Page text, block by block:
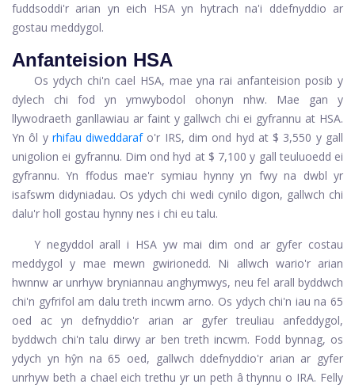
fuddsoddi'r arian yn eich HSA yn hytrach na'i ddefnyddio ar
gostau meddygol.
Anfanteision HSA
Os ydych chi'n cael HSA, mae yna rai anfanteision posib y
dylech chi fod yn ymwybodol ohonyn nhw. Mae gan y
llywodraeth ganllawiau ar faint y gallwch chi ei gyfrannu at HSA.
Yn ôl y rhifau diweddaraf o'r IRS, dim ond hyd at $ 3,550 y gall
unigolion ei gyfrannu. Dim ond hyd at $ 7,100 y gall teuluoedd ei
gyfrannu. Yn ffodus mae'r symiau hynny yn fwy na dwbl yr
isafswm didyniadau. Os ydych chi wedi cynilo digon, gallwch chi
dalu'r holl gostau hynny nes i chi eu talu.
Y negyddol arall i HSA yw mai dim ond ar gyfer costau
meddygol y mae mewn gwirionedd. Ni allwch wario'r arian
hwnnw ar unrhyw bryniannau anghymwys, neu fel arall byddwch
chi'n gyfrifol am dalu treth incwm arno. Os ydych chi'n iau na 65
oed ac yn defnyddio'r arian ar gyfer treuliau anfeddygol,
byddwch chi'n talu dirwy ar ben treth incwm. Fodd bynnag, os
ydych yn hŷn na 65 oed, gallwch ddefnyddio'r arian ar gyfer
unrhyw beth a chael eich trethu yr un peth â thynnu o IRA. Felly